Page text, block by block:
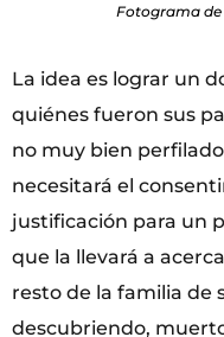
Fotograma de
La idea es lograr un
quiénes fueron sus
no muy bien
necesitará el
justificación para un
que la llevará a
resto de la familia de
descubriendo,